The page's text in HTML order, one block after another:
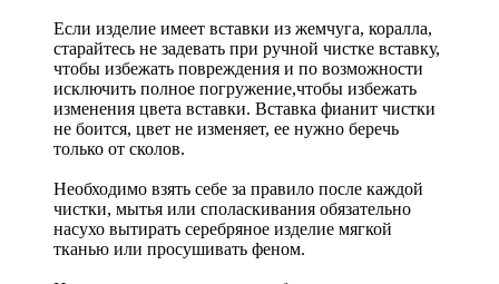
Если изделие имеет вставки из жемчуга, коралла,
старайтесь не задевать при ручной чистке вставку,
чтобы избежать повреждения и по возможности
исключить полное погружение,чтобы избежать
изменения цвета вставки. Вставка фианит чистки
не боится, цвет не изменяет, ее нужно беречь
только от сколов.
Необходимо взять себе за правило после каждой
чистки, мытья или споласкивания обязательно
насухо вытирать серебряное изделие мягкой
тканью или просушивать феном.